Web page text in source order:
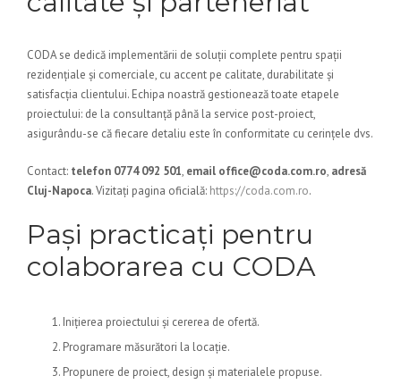
CODA se dedică implementării de soluții complete pentru spații
rezidențiale și comerciale, cu accent pe calitate, durabilitate și
satisfacția clientului. Echipa noastră gestionează toate etapele
proiectului: de la consultanță până la service post-proiect,
asigurându-se că fiecare detaliu este în conformitate cu cerințele dvs.
Contact: telefon 0774 092 501, email office@coda.com.ro, adresă
Cluj-Napoca. Vizitați pagina oficială: https://coda.com.ro.
Pași practicați pentru
colaborarea cu CODA
Inițierea proiectului și cererea de ofertă.
Programare măsurători la locație.
Propunere de proiect, design și materialele propuse.